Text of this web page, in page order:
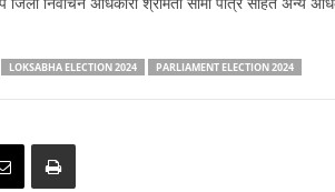
LOKSABHA ELECTION 2024 PARLIAMENT ELECTION 2024